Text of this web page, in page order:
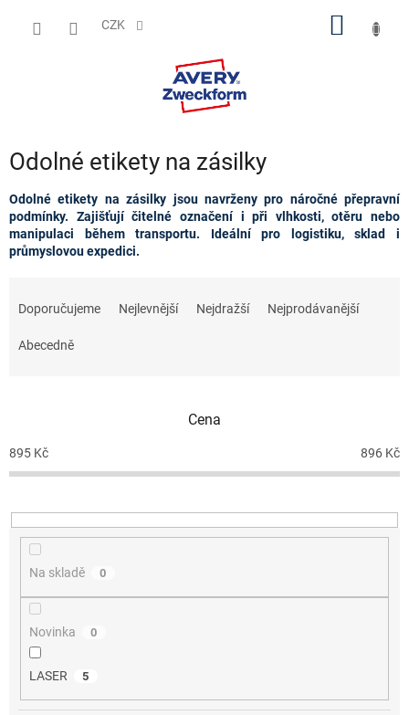
CZK
Odolné etikety na zásilky
Odolné etikety na zásilky jsou navrženy pro náročné přepravní
podmínky. Zajišťují čitelné označení i při vlhkosti, otěru nebo
manipulaci během transportu. Ideální pro logistiku, sklad i
průmyslovou expedici.
o
d
k
t
Doporučujeme Nejlevnější Nejdražší Nejprodávanější
Abecedně
Cena
895 Kč 896 Kč
Na skladě 0
Novinka 0
LASER 5